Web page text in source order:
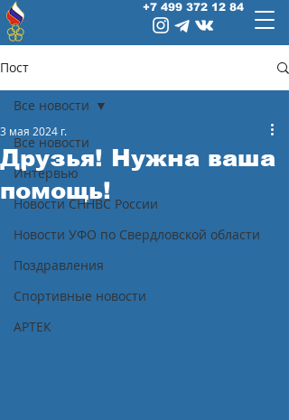
+7 499 372 12 84
Пост
Все новости
Интервью
Новости СННВС России
Новости УФО по Свердловской области
Поздравления
Спортивные новости
АРТЕК
Все новости
Друзья! Нужна ваша
помощь!
3 мая 2024 г.